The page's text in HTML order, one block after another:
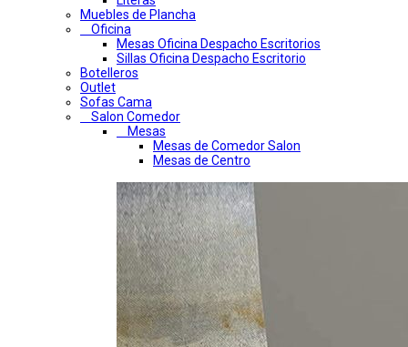
Muebles de Plancha
Oficina
Mesas Oficina Despacho Escritorios
Sillas Oficina Despacho Escritorio
Botelleros
Outlet
Sofas Cama
Salon Comedor
Mesas
Mesas de Comedor Salon
Mesas de Centro